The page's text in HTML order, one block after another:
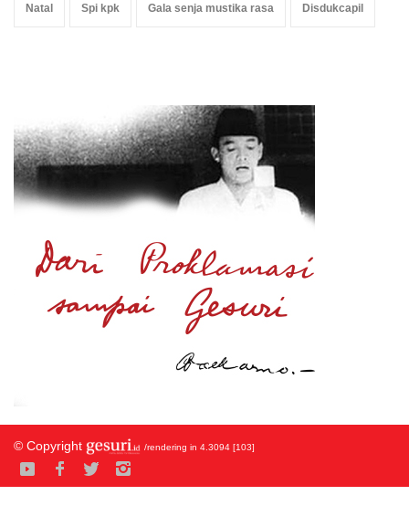
Natal Spi kpk Gala senja mustika rasa Disdukcapil
© Copyright /rendering in 4.3094 [103]